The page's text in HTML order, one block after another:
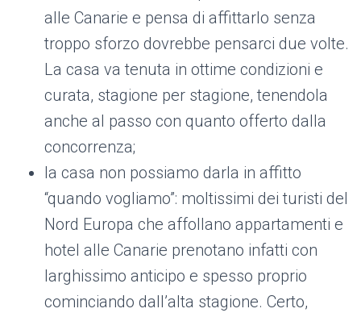
alle Canarie e pensa di affittarlo senza
troppo sforzo dovrebbe pensarci due volte.
La casa va tenuta in ottime condizioni e
curata, stagione per stagione, tenendola
anche al passo con quanto offerto dalla
concorrenza;
la casa non possiamo darla in affitto
“quando vogliamo”: moltissimi dei turisti del
Nord Europa che affollano appartamenti e
hotel alle Canarie prenotano infatti con
larghissimo anticipo e spesso proprio
cominciando dall’alta stagione. Certo,